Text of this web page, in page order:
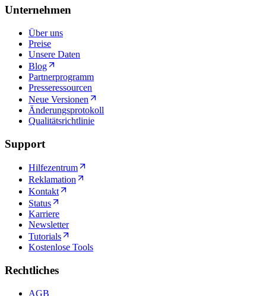
Unternehmen
Über uns
Preise
Unsere Daten
Blog
Partnerprogramm
Presseressourcen
Neue Versionen
Änderungsprotokoll
Qualitätsrichtlinie
Support
Hilfezentrum
Reklamation
Kontakt
Status
Karriere
Newsletter
Tutorials
Kostenlose Tools
Rechtliches
AGB